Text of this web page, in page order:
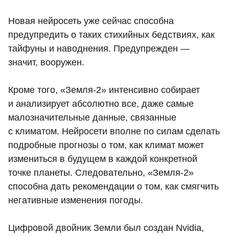
Новая нейросеть уже сейчас способна
предупредить о таких стихийных бедствиях, как
тайфуны и наводнения. Предупрежден —
значит, вооружен.
Кроме того, «Земля-2» интенсивно собирает
и анализирует абсолютно все, даже самые
малозначительные данные, связанные
с климатом. Нейросети вполне по силам сделать
подробные прогнозы о том, как климат может
измениться в будущем в каждой конкретной
точке планеты. Следовательно, «Земля-2»
способна дать рекомендации о том, как смягчить
негативные изменения погоды.
Цифровой двойник Земли был создан Nvidia,